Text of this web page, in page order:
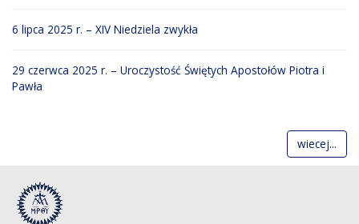
6 lipca 2025 r. – XIV Niedziela zwykła
29 czerwca 2025 r. – Uroczystość Świętych Apostołów Piotra i
Pawła
wiecej...